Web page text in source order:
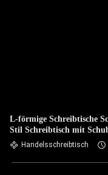
L-förmige Schreibtische
Stil Schreibtisch mit
Handelsschreibtisch